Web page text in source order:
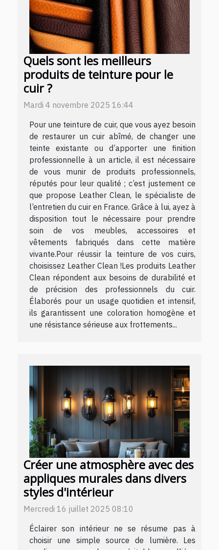
Quels sont les meilleurs
produits de teinture pour le
cuir ?
Mardi 4 novembre 2025 16:44
Pour une teinture de cuir, que vous ayez besoin
de restaurer un cuir abîmé, de changer une
teinte existante ou d’apporter une finition
professionnelle à un article, il est nécessaire
de vous munir de produits professionnels,
réputés pour leur qualité ; c’est justement ce
que propose Leather Clean, le spécialiste de
l’entretien du cuir en France. Grâce à lui, ayez à
disposition tout le nécessaire pour prendre
soin de vos meubles, accessoires et
vêtements fabriqués dans cette matière
vivante.Pour réussir la teinture de vos cuirs,
choisissez Leather Clean !Les produits Leather
Clean répondent aux besoins de durabilité et
de précision des professionnels du cuir.
Élaborés pour un usage quotidien et intensif,
ils garantissent une coloration homogène et
une résistance sérieuse aux frottements...
Créer une atmosphère avec des
appliques murales dans divers
styles d'intérieur
Mercredi 16 juillet 2025 08:10
Éclairer son intérieur ne se résume pas à
choisir une simple source de lumière. Les